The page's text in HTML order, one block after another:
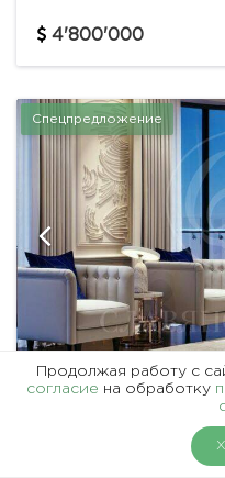
прихожая с
4'800'000
Спецпредложение
АРИСТОКРАТИЧНЫЙ
ПРЕЧИСТЕНСКОЙ
Продолжая работу с
согласие на обработку